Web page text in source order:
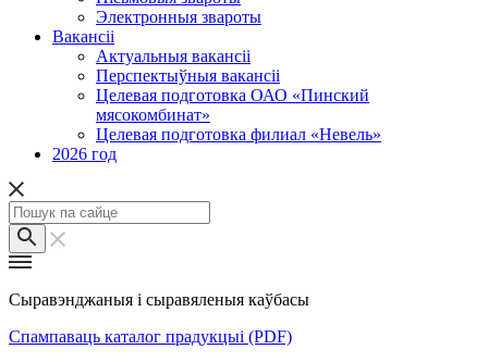
Электронныя звароты
Вакансіі
Актуальныя вакансіі
Перспектыўныя вакансіі
Целевая подготовка ОАО «Пинский
мясокомбинат»
Целевая подготовка филиал «Невель»
2026 год
Сыравэнджаныя і сыравяленыя каўбасы
Спампаваць каталог прадукцыі (PDF)